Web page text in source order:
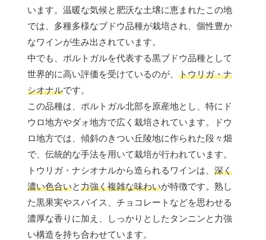
います。温暖な気候と肥沃な土壌に恵まれたこの地
では、多種多様なブドウ品種が栽培され、個性豊か
なワインが生み出されています。
中でも、ポルトガルを代表する黒ブドウ品種として
世界的に高い評価を受けているのが、 トウリガ・ナ
シオナルです。
この品種は、ポルトガル北部を原産地とし、特にド
ウロ地方やダォ地方で広く栽培されています。ドウ
ロ地方では、傾斜のきつい丘陵地に作られた段々畑
で、伝統的な手法を用いて栽培が行われています。
トウリガ・ナシオナルから造られるワインは、 深く
濃い色合いと力強く複雑な味わいが特徴です。熟し
た黒果実やスパイス、チョコレートなどを思わせる
濃厚な香りに加え、しっかりとしたタンニンと力強
い構造を持ち合わせています。